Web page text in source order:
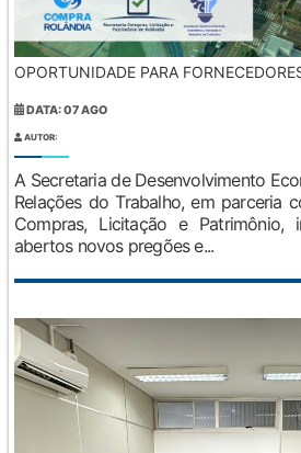
OPORTUNIDADE PARA
DATA: 07 AGO
AUTOR:
A Secretaria de Desenvolvimento
Relações do Trabalho, em parceria
Compras, Licitação e Patrimônio,
abertos novos pregões e...